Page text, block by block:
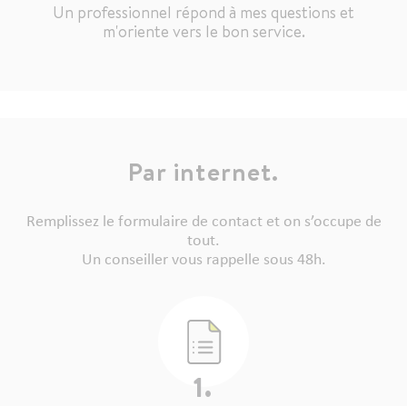
Un professionnel répond à mes questions et
m'oriente vers le bon service.
Par internet.
Remplissez le formulaire de contact et on s’occupe de
tout.
Un conseiller vous rappelle sous 48h.
1.